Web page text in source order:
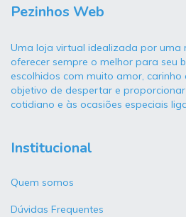
Pezinhos Web
Uma loja virtual idealizada por uma
oferecer sempre o melhor para seu
escolhidos com muito amor,
objetivo de despertar e
cotidiano e às ocasiões especiais
Institucional
Quem somos
Dúvidas Frequentes